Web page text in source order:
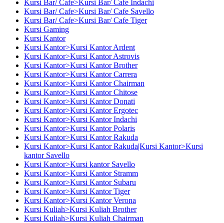
Kursi Bar/ Cafe>Kursi Bar/ Cafe Indachi
Kursi Bar/ Cafe>Kursi Bar/ Cafe Savello
Kursi Bar/ Cafe>Kursi Bar/ Cafe Tiger
Kursi Gaming
Kursi Kantor
Kursi Kantor>Kursi Kantor Ardent
Kursi Kantor>Kursi Kantor Astrovis
Kursi Kantor>Kursi Kantor Brother
Kursi Kantor>Kursi Kantor Carrera
Kursi Kantor>Kursi Kantor Chairman
Kursi Kantor>Kursi Kantor Chitose
Kursi Kantor>Kursi Kantor Donati
Kursi Kantor>Kursi Kantor Ergotec
Kursi Kantor>Kursi Kantor Indachi
Kursi Kantor>Kursi Kantor Polaris
Kursi Kantor>Kursi Kantor Rakuda
Kursi Kantor>Kursi Kantor Rakuda|Kursi Kantor>Kursi
kantor Savello
Kursi Kantor>Kursi kantor Savello
Kursi Kantor>Kursi Kantor Stramm
Kursi Kantor>Kursi Kantor Subaru
Kursi Kantor>Kursi Kantor Tiger
Kursi Kantor>Kursi Kantor Verona
Kursi Kuliah>Kursi Kuliah Brother
Kursi Kuliah>Kursi Kuliah Chairman